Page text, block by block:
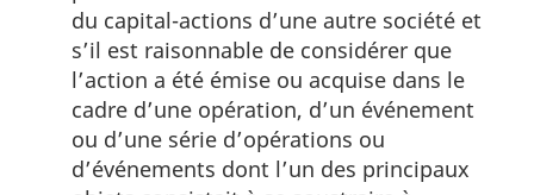
du capital-actions d’une autre société et
s’il est raisonnable de considérer que
l’action a été émise ou acquise dans le
cadre d’une opération, d’un événement
ou d’une série d’opérations ou
d’événements dont l’un des principaux